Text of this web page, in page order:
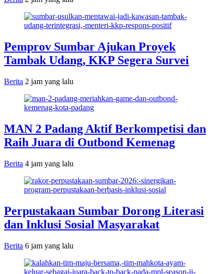
Pemprov Sumbar Ajukan Proyek
Tambak Udang, KKP Segera Survei
Berita 2 jam yang lalu
MAN 2 Padang Aktif Berkompetisi dan
Raih Juara di Outbond Kemenag
Berita 4 jam yang lalu
Perpustakaan Sumbar Dorong Literasi
dan Inklusi Sosial Masyarakat
Berita 6 jam yang lalu